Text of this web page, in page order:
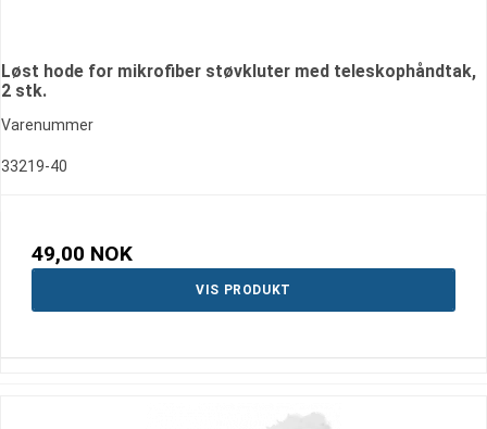
Løst hode for mikrofiber støvkluter med teleskophåndtak,
2 stk.
Varenummer
33219-40
49,00 NOK
VIS PRODUKT